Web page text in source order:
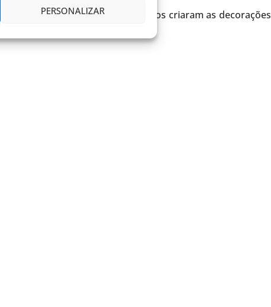
PERSONALIZAR
do pré-escolar, 1º e 2º ciclos criaram as decorações